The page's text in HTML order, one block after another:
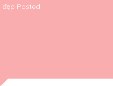
đẹp Posted